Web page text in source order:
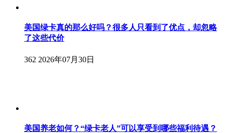
美国绿卡真的那么好吗？很多人只看到了优点，却忽略
了这些代价
362 2026年07月30日
美国养老如何？“绿卡老人”可以享受到哪些福利待遇？